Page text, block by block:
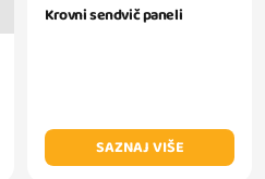
Krovni sendvič paneli
SAZNAJ VIŠE